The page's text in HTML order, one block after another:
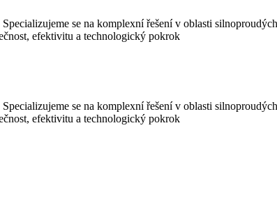
se na komplexní řešení v oblasti
efektivitu a technologický pokrok
se na komplexní řešení v oblasti
efektivitu a technologický pokrok